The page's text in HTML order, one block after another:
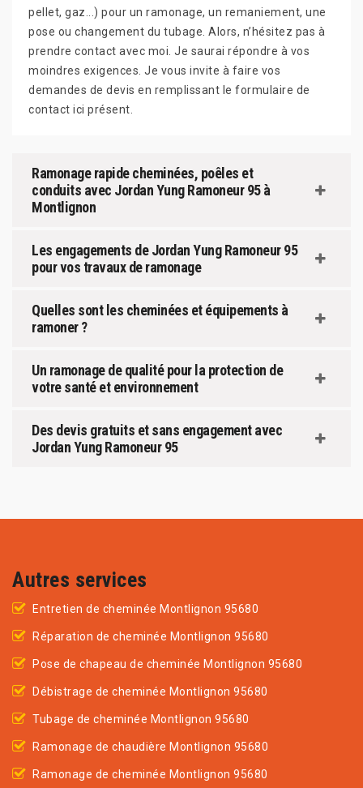
pellet, gaz...) pour un ramonage, un remaniement, une
pose ou changement du tubage. Alors, n’hésitez pas à
prendre contact avec moi. Je saurai répondre à vos
moindres exigences. Je vous invite à faire vos
demandes de devis en remplissant le formulaire de
contact ici présent.
Ramonage rapide cheminées, poêles et
conduits avec Jordan Yung Ramoneur 95 à
Montlignon
Les engagements de Jordan Yung Ramoneur 95
pour vos travaux de ramonage
Quelles sont les cheminées et équipements à
ramoner ?
Un ramonage de qualité pour la protection de
votre santé et environnement
Des devis gratuits et sans engagement avec
Jordan Yung Ramoneur 95
Autres services
Entretien de cheminée Montlignon 95680
Réparation de cheminée Montlignon 95680
Pose de chapeau de cheminée Montlignon 95680
Débistrage de cheminée Montlignon 95680
Tubage de cheminée Montlignon 95680
Ramonage de chaudière Montlignon 95680
Ramonage de cheminée Montlignon 95680